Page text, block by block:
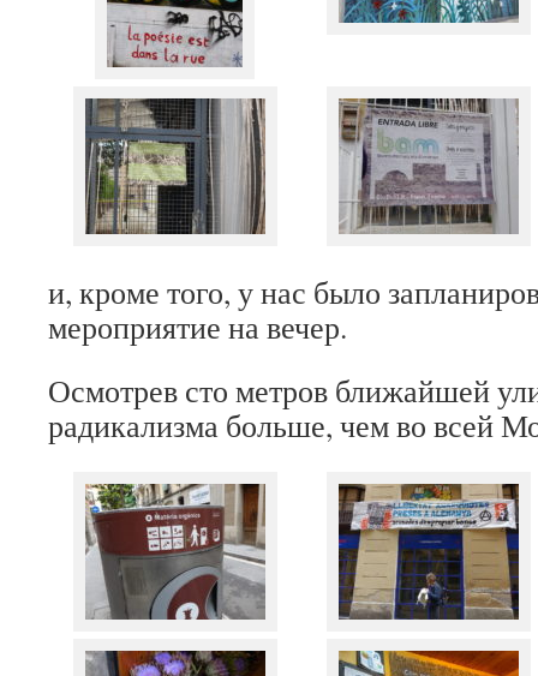
и, кроме того, у нас было
мероприятие на вечер.
Осмотрев сто метров ближайшей
радикализма больше, чем во всей